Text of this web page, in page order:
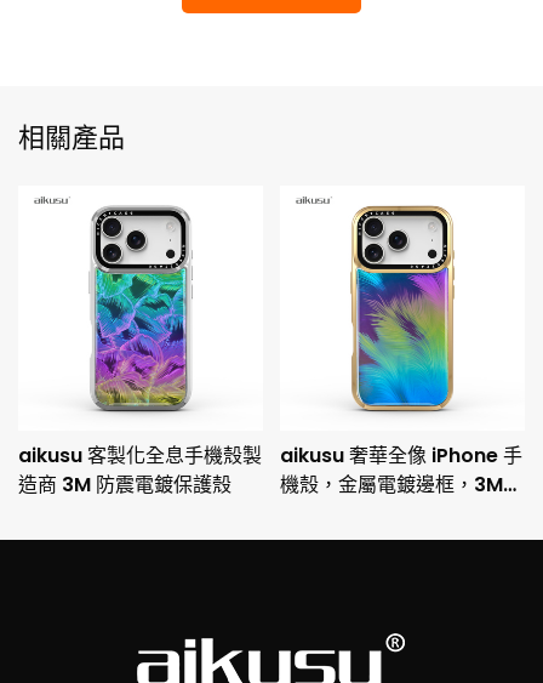
相關產品
aikusu 客製化全息手機殼製
造商 3M 防震電鍍保護殼
aikusu 奢華全像 iPhone 手
機殼，金屬電鍍邊框，3M